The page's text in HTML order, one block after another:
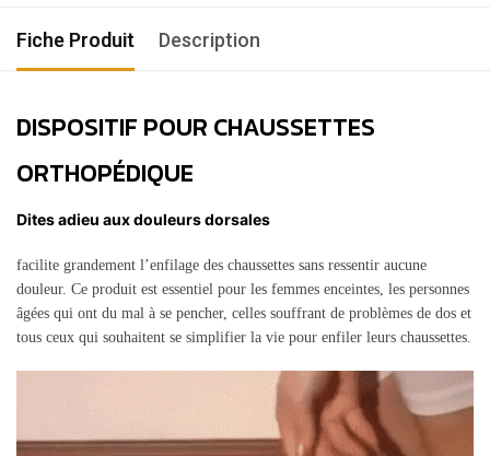
Fiche Produit Description
DISPOSITIF POUR CHAUSSETTES
ORTHOPÉDIQUE
Dites adieu aux douleurs dorsales
facilite grandement l’enfilage des chaussettes sans ressentir aucune
douleur. Ce produit est essentiel pour les femmes enceintes, les personnes
âgées qui ont du mal à se pencher, celles souffrant de problèmes de dos et
tous ceux qui souhaitent se simplifier la vie pour enfiler leurs chaussettes.